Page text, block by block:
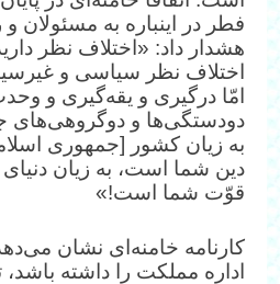
فطر در اینباره به
هشدار داد: «اختلاف نظر
اختلاف نظر سیاسی و
امّا درگیری و یقه‌گیری و
دودستگی‌ها و
به زیان کشور [جمهوری
دین شما است، به زیان
قوّت شما است!»
کارنامه خامنه‌ای نشان
اداره مملکت را داشته باشد،